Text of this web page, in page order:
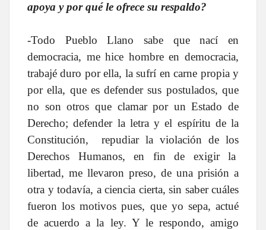
apoya y por qué le ofrece su respaldo?
-Todo Pueblo Llano sabe que nací en
democracia, me hice hombre en democracia,
trabajé duro por ella, la sufrí en carne propia y
por ella, que es defender sus postulados, que
no son otros que clamar por un Estado de
Derecho; defender la letra y el espíritu de la
Constitución, repudiar la violación de los
Derechos Humanos, en fin de exigir la
libertad, me llevaron preso, de una prisión a
otra y todavía, a ciencia cierta, sin saber cuáles
fueron los motivos pues, que yo sepa, actué
de acuerdo a la ley. Y le respondo, amigo